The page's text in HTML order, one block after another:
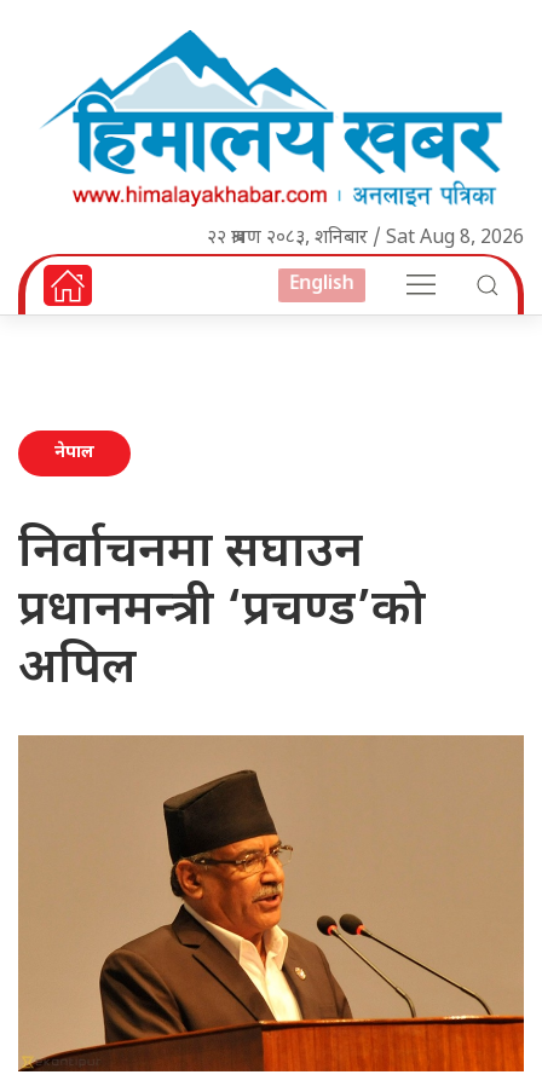
२२ श्रावण २०८३, शनिबार / Sat Aug 8, 2026
English
नेपाल
निर्वाचनमा सघाउन
प्रधानमन्त्री ‘प्रचण्ड’को
अपिल